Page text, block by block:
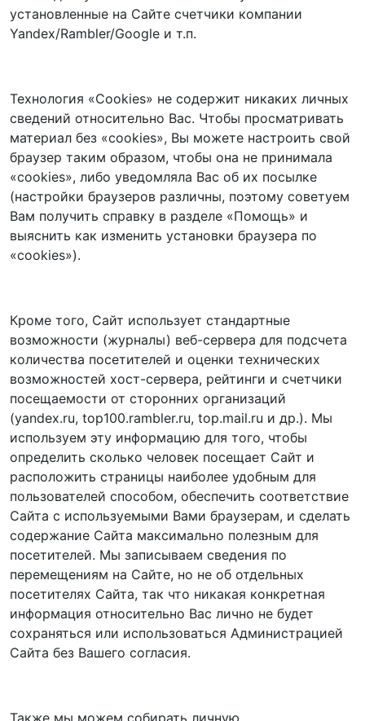
установленные на Сайте счетчики компании
Yandex/Rambler/Google и т.п.
Технология «Cookies» не содержит никаких личных
сведений относительно Вас. Чтобы просматривать
материал без «cookies», Вы можете настроить свой
браузер таким образом, чтобы она не принимала
«cookies», либо уведомляла Вас об их посылке
(настройки браузеров различны, поэтому советуем
Вам получить справку в разделе «Помощь» и
выяснить как изменить установки браузера по
«cookies»).
Кроме того, Сайт использует стандартные
возможности (журналы) веб-сервера для подсчета
количества посетителей и оценки технических
возможностей хост-сервера, рейтинги и счетчики
посещаемости от сторонних организаций
(yandex.ru, top100.rambler.ru, top.mail.ru и др.). Мы
используем эту информацию для того, чтобы
определить сколько человек посещает Сайт и
расположить страницы наиболее удобным для
пользователей способом, обеспечить соответствие
Сайта с используемыми Вами браузерам, и сделать
содержание Сайта максимально полезным для
посетителей. Мы записываем сведения по
перемещениям на Сайте, но не об отдельных
посетителях Сайта, так что никакая конкретная
информация относительно Вас лично не будет
сохраняться или использоваться Администрацией
Сайта без Вашего согласия.
Также мы можем собирать личную